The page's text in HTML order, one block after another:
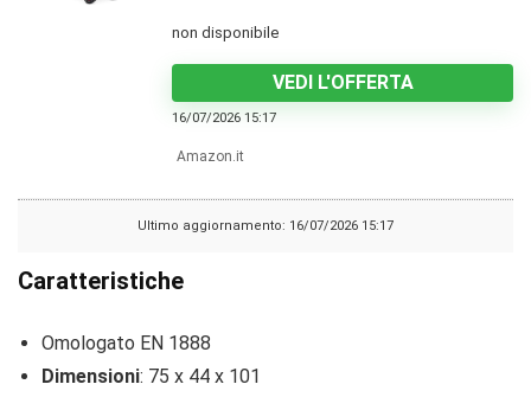
non disponibile
VEDI L'OFFERTA
16/07/2026 15:17
Amazon.it
Ultimo aggiornamento: 16/07/2026 15:17
Caratteristiche
Omologato EN 1888
Dimensioni: 75 x 44 x 101